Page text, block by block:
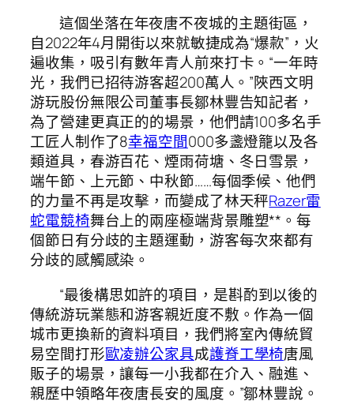
這個坐落在年夜唐不夜城的主題街區，
自2022年4月開街以來就敏捷成為“爆款”，火
遍收集，吸引有數年青人前來打卡。“一年時
光，我們已招待游客超200萬人。”陜西文明
游玩股份無限公司董事長鄒林豐告知記者，
為了營建更真正的的場景，他們請100多名手
工匠人制作了8幸福空間000多盞燈籠以及各
類道具，春游百花、煙雨荷塘、冬日雪景，
端午節、上元節、中秋節……每個季候、他們
的力量不再是攻擊，而變成了林天秤Razer雷
蛇電競椅舞台上的兩座極端背景雕塑**。每
個節日有分歧的主題運動，游客每次來都有
分歧的感觸感染。
“最後構思如許的項目，是斟酌到以後的
傳統游玩業態和游客親近度不敷。作為一個
城市更換新的資料項目，我們將室內傳統貿
易空間打形歐凌辦公家具成護脊工學椅唐風
販子的場景，讓每一小我都在介入、融進、
親歷中領略年夜唐長安的風度。”鄒林豐說。